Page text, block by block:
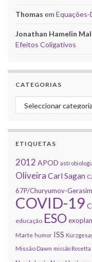
Thomas em
Jonathan Hamelin
Efeitos Coligativos
CATEGORIAS
Categorias
ETIQUETAS
2012 APOD
Oliveira Carl Sagan
67P/Churyumov-
COVID-19
educação ESO
Marte humor ISS
Missão Dawn missão Rosetta